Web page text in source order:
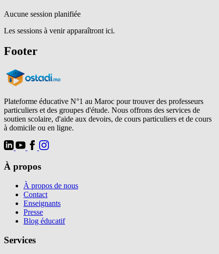
Aucune session planifiée
Les sessions à venir apparaîtront ici.
Footer
Plateforme éducative N°1 au Maroc pour trouver des professeurs
particuliers et des groupes d'étude. Nous offrons des services de
soutien scolaire, d'aide aux devoirs, de cours particuliers et de cours
à domicile ou en ligne.
À propos
À propos de nous
Contact
Enseignants
Presse
Blog éducatif
Services